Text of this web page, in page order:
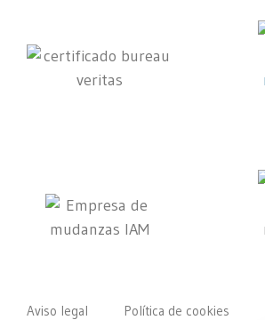
Aviso legal Política de cookies